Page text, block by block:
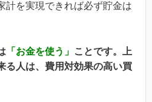
計を実現できれば必ず貯金は
「お金を使う」 ことです。上
る人は、費用対効果の高い買